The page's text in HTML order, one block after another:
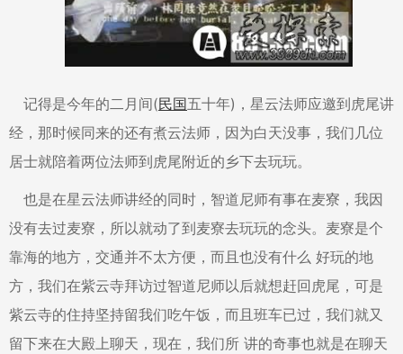
记得是今年的二月间(民国五十年)，星云法师应邀到虎尾讲
经，那时候同来的还有煮云法师，因为白天没事，我们几位
居士就陪着两位法师到虎尾附近的乡下去玩玩。
也是在星云法师讲经的同时，智道尼师有事在麦寮，我因
没有去过麦寮，所以就动了到麦寮去玩玩的念头。麦寮是个
靠海的地方，交通并不太方便，而且也没有什么 好玩的地
方，我们在紫云寺拜访过智道尼师以后就想赶回虎尾，可是
紫云寺的住持坚持留我们吃午饭，而且班车已过，我们就又
留下来在大殿上聊天，现在，我们所 讲的奇事也就是在聊天